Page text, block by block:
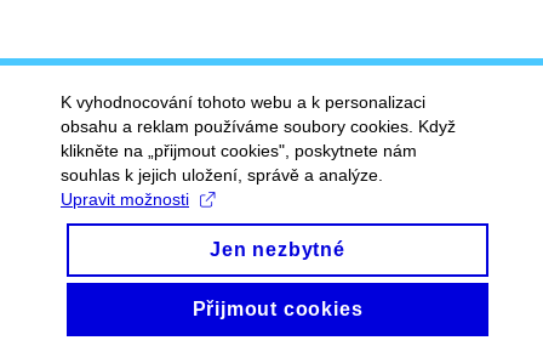
K vyhodnocování tohoto webu a k personalizaci
obsahu a reklam používáme soubory cookies. Když
klikněte na „přijmout cookies", poskytnete nám
souhlas k jejich uložení, správě a analýze.
Upravit možnosti
Jen nezbytné
Přijmout cookies